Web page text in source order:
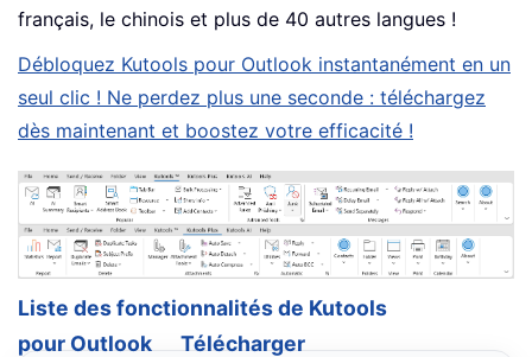
français, le chinois et plus de 40 autres langues !
Débloquez Kutools pour Outlook instantanément en un
seul clic ! Ne perdez plus une seconde : téléchargez
dès maintenant et boostez votre efficacité !
Liste des fonctionnalités de Kutools
pour Outlook
Télécharger